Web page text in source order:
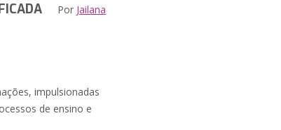
Por Jailana
impulsionadas
de ensino e